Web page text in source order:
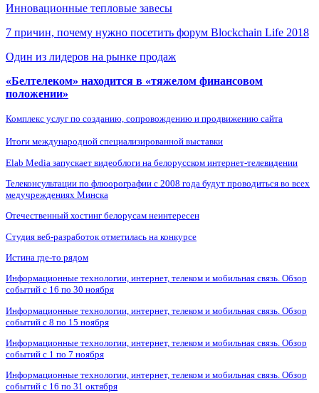
Инновационные тепловые завесы
7 причин, почему нужно посетить форум Blockchain Life 2018
Один из лидеров на рынке продаж
«Белтелеком» находится в «тяжелом финансовом
положении»
Комплекс услуг по созданию, сопровождению и продвижению сайта
Итоги международной специализированной выставки
Elab Media запускает видеоблоги на белорусском интернет-телевидении
Телеконсультации по флюорографии с 2008 года будут проводиться во всех
медучреждениях Минска
Отечественный хостинг белорусам неинтересен
Студия веб-разработок отметилась на конкурсе
Истина где-то рядом
Информационные технологии, интернет, телеком и мобильная связь. Обзор
событий с 16 по 30 ноября
Информационные технологии, интернет, телеком и мобильная связь. Обзор
событий с 8 по 15 ноября
Информационные технологии, интернет, телеком и мобильная связь. Обзор
событий с 1 по 7 ноября
Информационные технологии, интернет, телеком и мобильная связь. Обзор
событий с 16 по 31 октября